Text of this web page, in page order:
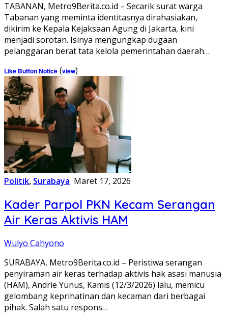
TABANAN, Metro9Berita.co.id – Secarik surat warga
Tabanan yang meminta identitasnya dirahasiakan,
dikirim ke Kepala Kejaksaan Agung di Jakarta, kini
menjadi sorotan. Isinya mengungkap dugaan
pelanggaran berat tata kelola pemerintahan daerah…
Like Button Notice (view)
Politik, Surabaya Maret 17, 2026
Kader Parpol PKN Kecam Serangan
Air Keras Aktivis HAM
Wulyo Cahyono
SURABAYA, Metro9Berita.co.id – Peristiwa serangan
penyiraman air keras terhadap aktivis hak asasi manusia
(HAM), Andrie Yunus, Kamis (12/3/2026) lalu, memicu
gelombang keprihatinan dan kecaman dari berbagai
pihak. Salah satu respons…